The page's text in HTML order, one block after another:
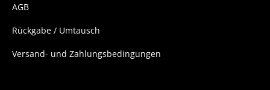
AGB
Rückgabe / Umtausch
Versand- und Zahlungsbedingungen